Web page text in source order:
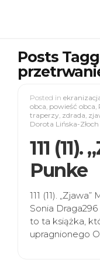
Posts
Posted in
obca, powieść obca,
traperzy, zdrada,
Dorota Lińska-Złoch
111
Punke
111 (11).
Sonia
to ta książka,
upragnionego